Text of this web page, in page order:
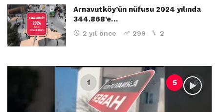
Arnavutköy’ün nüfusu 2024 yılında
344.868’e…
2 yıl önce 299 2